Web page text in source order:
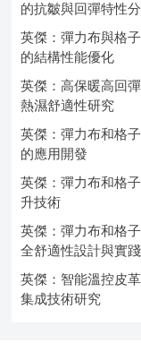
的抗皺與回彈特性
英傑：彈力布與格
的結構性能優化
英傑：高保暖高回
熱濕舒適性研究
英傑：彈力布和格
的應用開發
英傑：彈力布和格
升技術
英傑：彈力布和格
全舒適性設計與實踐
英傑：智能溫控皮
集成技術研究